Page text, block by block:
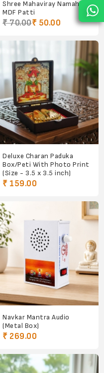
Shree Mahaviray Namah
MDF Patti
₹ 70.00₹ 50.00
Deluxe Charan Paduka
Box/Peti With Photo Print
(Size - 3.5 x 3.5 inch)
₹ 159.00
Navkar Mantra Audio
(Metal Box)
₹ 269.00